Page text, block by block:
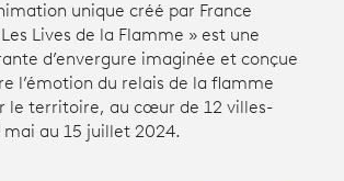
unique créé par France
Lives de la Flamme » est une
d’envergure imaginée et conçue
l’émotion du relais de la flamme
le territoire, au cœur de 12 villes-
mai au 15 juillet 2024.